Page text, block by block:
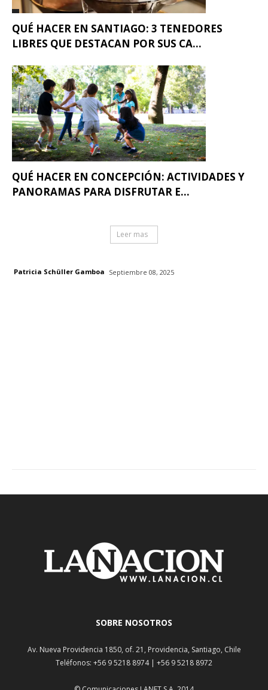
QUÉ HACER EN SANTIAGO: 3 TENEDORES
LIBRES QUE DESTACAN POR SUS CA...
QUÉ HACER EN CONCEPCIÓN: ACTIVIDADES Y
PANORAMAS PARA DISFRUTAR E...
Leer mas
Patricia Schüller Gamboa Septiembre 08, 2025
SOBRE NOSOTROS
Av. Nueva Providencia 1850, of. 21, Providencia, Santiago, Chile
Teléfonos: +56 9 5218 8974 | +56 9 5218 8972